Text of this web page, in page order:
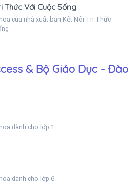
Thức Với Cuộc Sống
của nhà xuất bản Kết Nối Tri Thức
& Bộ Giáo Dục - Đào
dành cho lớp 1
dành cho lớp 6